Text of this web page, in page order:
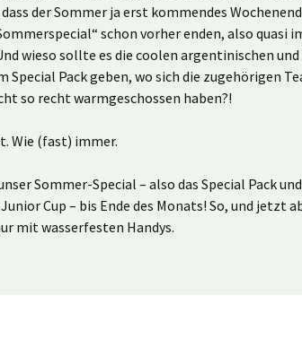
der Sommer ja erst kommendes
schon vorher enden, also quasi
wieso sollte es die coolen argentinischen
Special Pack geben, wo sich die zugehörigen
so recht warmgeschossen haben?!
Wie (fast) immer.
Sommer-Special – also das Special Pack
Cup – bis Ende des Monats! So, und jetzt
mit wasserfesten Handys.